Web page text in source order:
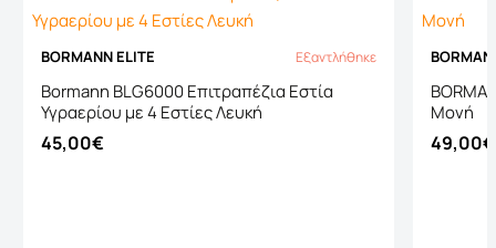
Εξαντλήθηκε
BORMANN ELITE Εξαντλήθηκε
Bormann BLG6000 Επιτραπέζια Εστία
Υγραερίου με 4 Εστίες Λευκή
45,00€
Μονή
49,00€